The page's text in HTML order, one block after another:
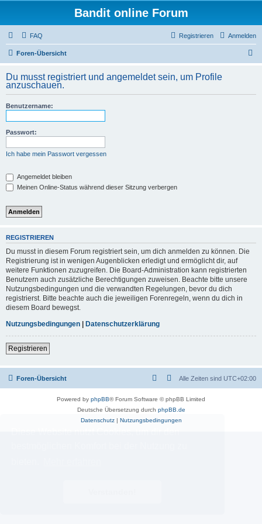
Bandit online Forum
FAQ Anmelden
Registrieren
Foren-Übersicht
h
Du musst registriert und angemeldet sein, um Profile
anzuschauen.
Benutzername:
Passwort:
Ich habe mein Passwort vergessen
Angemeldet bleiben
Meinen Online-Status während dieser Sitzung verbergen
REGISTRIEREN
Du musst in diesem Forum registriert sein, um dich anmelden zu können. Die
Registrierung ist in wenigen Augenblicken erledigt und ermöglicht dir, auf
weitere Funktionen zuzugreifen. Die Board-Administration kann registrierten
Benutzern auch zusätzliche Berechtigungen zuweisen. Beachte bitte unsere
Nutzungsbedingungen und die verwandten Regelungen, bevor du dich
registrierst. Bitte beachte auch die jeweiligen Forenregeln, wenn du dich in
diesem Board bewegst.
Nutzungsbedingungen | Datenschutzerklärung
Registrieren
Foren-Übersicht Alle Zeiten sind UTC+02:00
Powered by phpBB® Forum Software © phpBB Limited
Deutsche Übersetzung durch phpBB.de
Datenschutz| Nutzungsbedingungen